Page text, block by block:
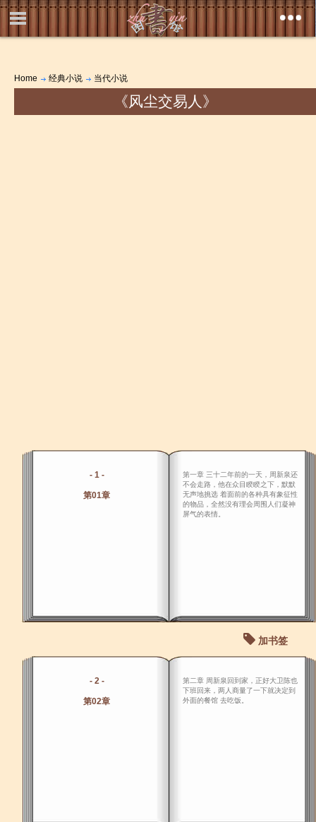
Home 经典小说 当代小说
《风尘交易人》
- 1 -
第01章
第一章 三十二年前的一天，周新泉还
不会走路，他在众目睽睽之下，默默
无声地挑选 着面前的各种具有象征性
的物品，全然没有理会周围人们凝神
屏气的表情。
加书签
- 2 -
第02章
第二章 周新泉回到家，正好大卫陈也
下班回来，两人商量了一下就决定到
外面的餐馆 去吃饭。